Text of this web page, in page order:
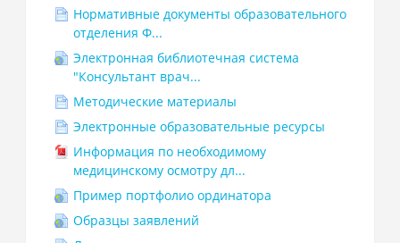
Нормативные документы образовательного
отделения Ф...
Электронная библиотечная система
"Консультант врач...
Методические материалы
Электронные образовательные ресурсы
Информация по необходимому
медицинскому осмотру дл...
Пример портфолио ординатора
Образцы заявлений